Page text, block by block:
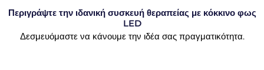
Περιγράψτε την ιδανική συσκευή θεραπείας με κόκκινο φως
LED
Δεσμευόμαστε να κάνουμε την ιδέα σας πραγματικότητα.